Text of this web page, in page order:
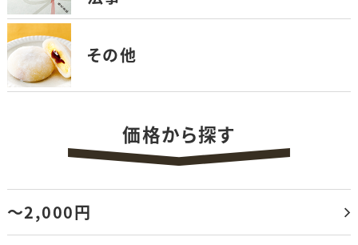
その他
価格から探す
～2,000円